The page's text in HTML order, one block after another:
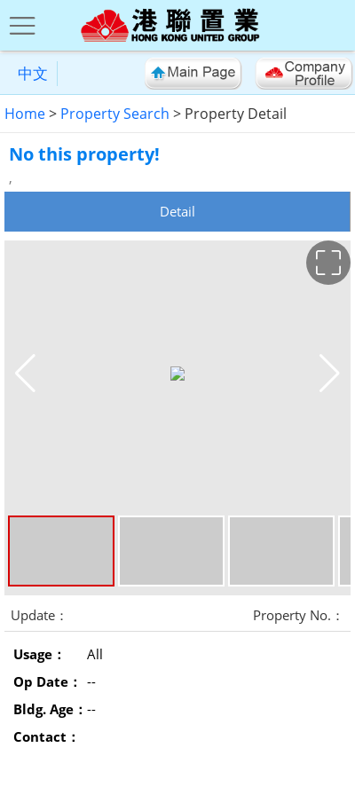
中文
Home> Property Search > Property Detail
No this property!
,
Detail
Update： Property No.：
Usage：
All
Op Date： --
Bldg. Age： --
Contact：